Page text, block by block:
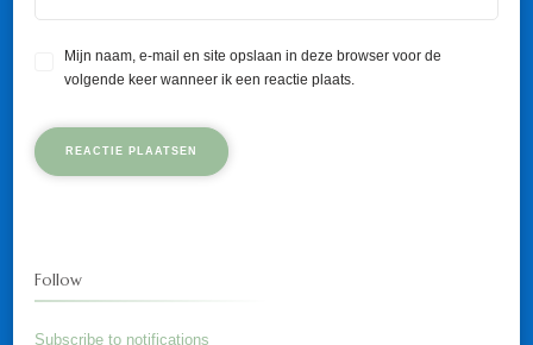
Mijn naam, e-mail en site opslaan in deze browser voor de
volgende keer wanneer ik een reactie plaats.
Follow
Subscribe to notifications